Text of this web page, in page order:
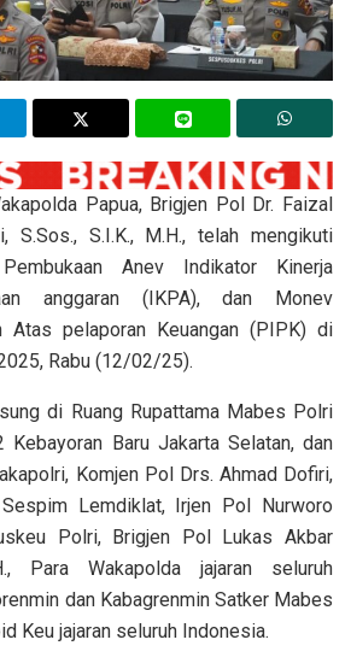
Papua, Brigjen Pol Dr. Faizal
S.Sos., S.I.K., M.H., telah mengikuti
Anev Indikator Kinerja
anggaran (IKPA), dan Monev
Atas pelaporan Keuangan (PIPK) di
Rabu (12/02/25).
di Ruang Rupattama Mabes Polri
Kebayoran Baru Jakarta Selatan, dan
Komjen Pol Drs. Ahmad Dofiri,
Sespim Lemdiklat, Irjen Pol Nurworo
Polri, Brigjen Pol Lukas Akbar
Para Wakapolda jajaran seluruh
dan Kabagrenmin Satker Mabes
Keu jajaran seluruh Indonesia.